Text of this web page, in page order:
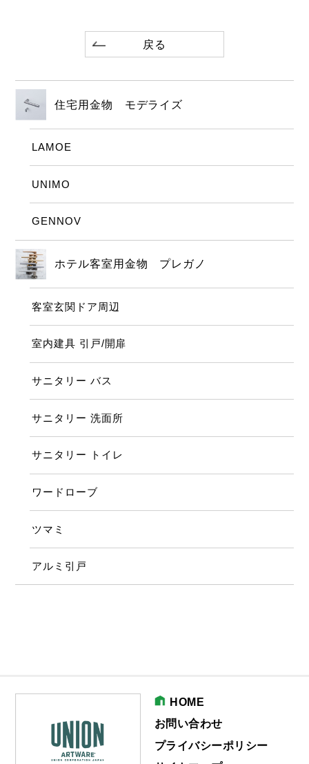
戻る
住宅用金物 モデライズ
LAMOE
UNIMO
GENNOV
ホテル客室用金物 プレガノ
客室玄関ドア周辺
室内建具 引戸/開扉
サニタリー バス
サニタリー 洗面所
サニタリー トイレ
ワードローブ
ツマミ
アルミ引戸
HOME
お問い合わせ
プライバシーポリシー